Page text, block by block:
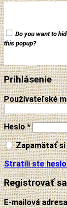
Do you want to
this popup?
Prihlásenie
Používateľské
Heslo*
Zapamätať si
Stratili ste
Registrovať sa
E-mailová